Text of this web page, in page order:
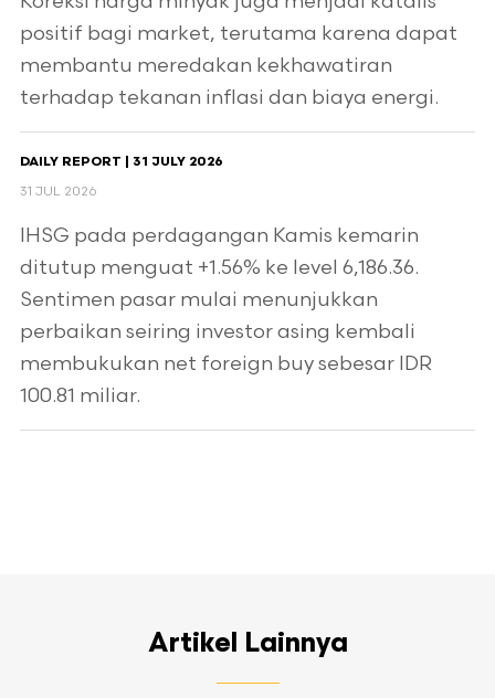
positif bagi market, terutama karena dapat
membantu meredakan kekhawatiran
terhadap tekanan inflasi dan biaya energi.
DAILY REPORT | 31 JULY 2026
31 JUL 2026
IHSG pada perdagangan Kamis kemarin
ditutup menguat +1.56% ke level 6,186.36.
Sentimen pasar mulai menunjukkan
perbaikan seiring investor asing kembali
membukukan net foreign buy sebesar IDR
100.81 miliar.
Artikel Lainnya